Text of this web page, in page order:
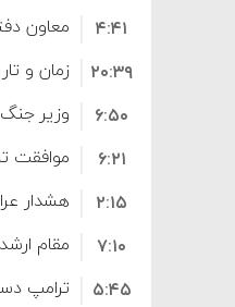
معاون
است
۴:۴۱
زمان و
۲۰:۳۹
وزیر
۶:۵۰
موافقت
۶:۲۱
هشدار
۲:۱۵
مقام
۷:۱۰
ترامپ
۵:۴۵